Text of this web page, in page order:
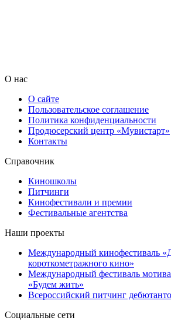
О нас
О сайте
Пользовательское соглашение
Политика конфиденциальности
Продюсерский центр «Мувистарт»
Контакты
Справочник
Киношколы
Питчинги
Кинофестивали и премии
Фестивальные агентства
Наши проекты
Международный кинофестиваль
короткометражного кино»
Международный фестиваль
«Будем жить»
Всероссийский питчинг
Социальные сети